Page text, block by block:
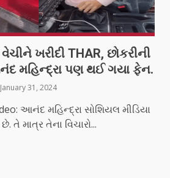
ખરીદી THAR, છોકરીની
મહિન્દ્રા પણ થઈ ગયા ફેન.
January 31, 2024
આનંદ મહિન્દ્રા સોશિયલ મીડિયા
માત્ર તેના વિચારો...